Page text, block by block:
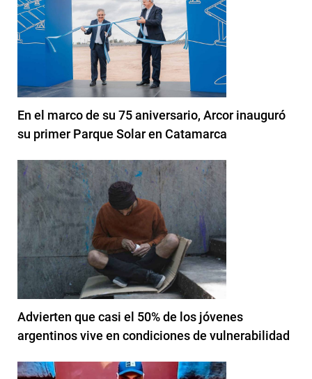
En el marco de su 75 aniversario, Arcor inauguró
su primer Parque Solar en Catamarca
Advierten que casi el 50% de los jóvenes
argentinos vive en condiciones de vulnerabilidad